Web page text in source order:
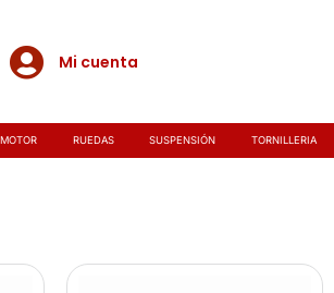
Mi cuenta
MOTOR RUEDAS SUSPENSIÓN TORNILLERIA